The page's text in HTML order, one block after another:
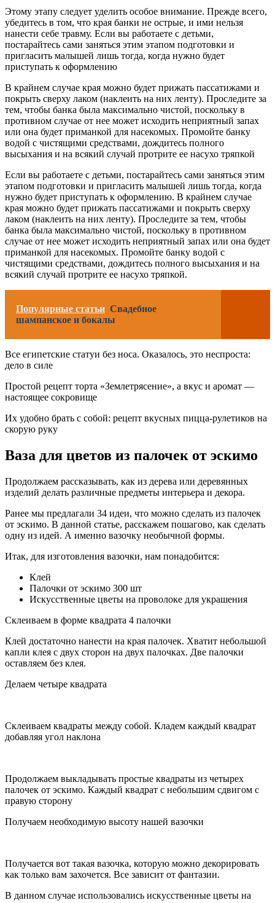
Этому этапу следует уделить особое внимание. Прежде всего,
убедитесь в том, что края банки не острые, и ими нельзя
нанести себе травму. Если вы работаете с детьми,
постарайтесь сами заняться этим этапом подготовки и
пригласить малышей лишь тогда, когда нужно будет
приступать к оформлению
В крайнем случае края можно будет прижать пассатижами и
покрыть сверху лаком (наклеить на них ленту). Проследите за
тем, чтобы банка была максимально чистой, поскольку в
противном случае от нее может исходить неприятный запах
или она будет приманкой для насекомых. Промойте банку
водой с чистящими средствами, дождитесь полного
высыхания и на всякий случай протрите ее насухо тряпкой
Если вы работаете с детьми, постарайтесь сами заняться этим
этапом подготовки и пригласить малышей лишь тогда, когда
нужно будет приступать к оформлению. В крайнем случае
края можно будет прижать пассатижами и покрыть сверху
лаком (наклеить на них ленту). Проследите за тем, чтобы
банка была максимально чистой, поскольку в противном
случае от нее может исходить неприятный запах или она будет
приманкой для насекомых. Промойте банку водой с
чистящими средствами, дождитесь полного высыхания и на
всякий случай протрите ее насухо тряпкой.
Популярные статьи Свадебное
шампанское и бокалы
Все египетские статуи без носа. Оказалось, это неспроста:
дело в силе
Простой рецепт торта «Землетрясение», а вкус и аромат —
настоящее сокровище
Их удобно брать с собой: рецепт вкусных пицца-рулетиков на
скорую руку
Ваза для цветов из палочек от эскимо
Продолжаем рассказывать, как из дерева или деревянных
изделий делать различные предметы интерьера и декора.
Ранее мы предлагали 34 идеи, что можно сделать из палочек
от эскимо. В данной статье, расскажем пошагово, как сделать
одну из идей. А именно вазочку необычной формы.
Итак, для изготовления вазочки, нам понадобится:
Клей
Палочки от эскимо 300 шт
Искусственные цветы на проволоке для украшения
Склеиваем в форме квадрата 4 палочки
Клей достаточно нанести на края палочек. Хватит небольшой
капли клея с двух сторон на двух палочках. Две палочки
оставляем без клея.
Делаем четыре квадрата
Склеиваем квадраты между собой. Кладем каждый квадрат
добавляя угол наклона
Продолжаем выкладывать простые квадраты из четырех
палочек от эскимо. Каждый квадрат с небольшим сдвигом с
правую сторону
Получаем необходимую высоту нашей вазочки
Получается вот такая вазочка, которую можно декорировать
как только вам захочется. Все зависит от фантазии.
В данном случае использовались искусственные цветы на